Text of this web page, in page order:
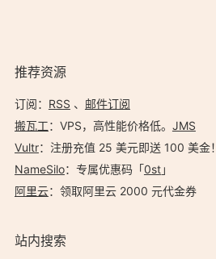
推荐资源
订阅： RSS 、 邮件订阅
搬瓦工：VPS，高性能价格低。️ JMS
Vultr：注册充值 25 美元即送 100 美金！
NameSilo：专属优惠码「0st」
阿里云：领取阿里云 2000 元代金券
站内搜索